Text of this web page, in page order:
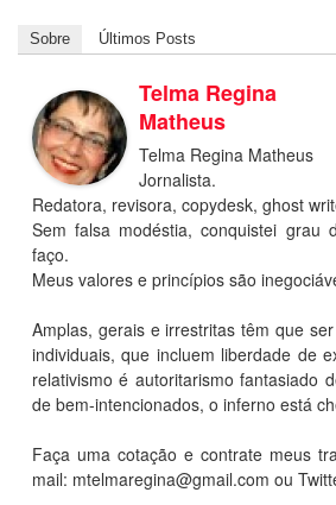
Sobre Últimos Posts
Telma Regina
Matheus
Telma Regina Matheus
Jornalista.
Redatora, revisora, copydesk, ghost
Sem falsa modéstia, conquistei grau
faço.
Meus valores e princípios são
Amplas, gerais e irrestritas têm que
individuais, que incluem liberdade de
relativismo é autoritarismo fantasiado
de bem-intencionados, o inferno está
Faça uma cotação e contrate meus
mail: mtelmaregina@gmail.com ou